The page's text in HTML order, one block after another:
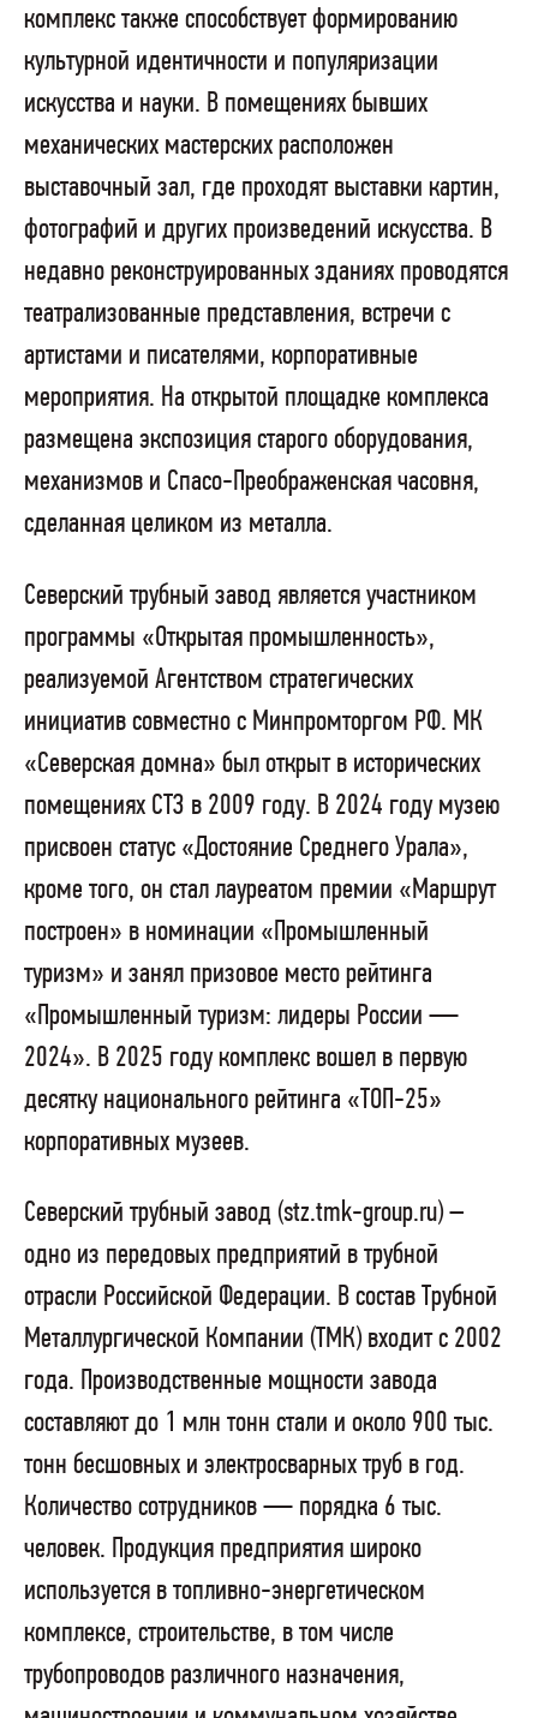
комплекс также способствует формированию
культурной идентичности и популяризации
искусства и науки. В помещениях бывших
механических мастерских расположен
выставочный зал, где проходят выставки картин,
фотографий и других произведений искусства. В
недавно реконструированных зданиях проводятся
театрализованные представления, встречи с
артистами и писателями, корпоративные
мероприятия. На открытой площадке комплекса
размещена экспозиция старого оборудования,
механизмов и Спасо-Преображенская часовня,
сделанная целиком из металла.
Северский трубный завод является участником
программы «Открытая промышленность»,
реализуемой Агентством стратегических
инициатив совместно с Минпромторгом РФ. МК
«Северская домна» был открыт в исторических
помещениях СТЗ в 2009 году. В 2024 году музею
присвоен статус «Достояние Среднего Урала»,
кроме того, он стал лауреатом премии «Маршрут
построен» в номинации «Промышленный
туризм» и занял призовое место рейтинга
«Промышленный туризм: лидеры России —
2024». В 2025 году комплекс вошел в первую
десятку национального рейтинга «ТОП-25»
корпоративных музеев.
Северский трубный завод (stz.tmk-group.ru) –
одно из передовых предприятий в трубной
отрасли Российской Федерации. В состав Трубной
Металлургической Компании (ТМК) входит с 2002
года. Производственные мощности завода
составляют до 1 млн тонн стали и около 900 тыс.
тонн бесшовных и электросварных труб в год.
Количество сотрудников — порядка 6 тыс.
человек. Продукция предприятия широко
используется в топливно-энергетическом
комплексе, строительстве, в том числе
трубопроводов различного назначения,